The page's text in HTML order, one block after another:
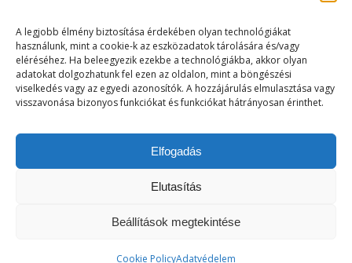
A legjobb élmény biztosítása érdekében olyan technológiákat
használunk, mint a cookie-k az eszközadatok tárolására és/vagy
eléréséhez. Ha beleegyezik ezekbe a technológiákba, akkor olyan
adatokat dolgozhatunk fel ezen az oldalon, mint a böngészési
viselkedés vagy az egyedi azonosítók. A hozzájárulás elmulasztása vagy
visszavonása bizonyos funkciókat és funkciókat hátrányosan érinthet.
Elfogadás
Elutasítás
Beállítások megtekintése
Cookie PolicyAdatvédelem
FONTOS INFORMÁCIÓK
Általános szerződési feltételek